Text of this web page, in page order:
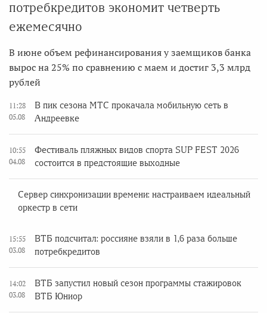
потребкредитов экономит четверть
ежемесячно
В июне объем рефинансирования у заемщиков банка
вырос на 25% по сравнению с маем и достиг 3,3 млрд
рублей
11:28
05.08
В пик сезона МТС прокачала мобильную сеть в
Андреевке
10:55
04.08
Фестиваль пляжных видов спорта SUP FEST 2026
состоится в предстоящие выходные
Сервер синхронизации времени: настраиваем идеальный
оркестр в сети
15:55
03.08
ВТБ подсчитал: россияне взяли в 1,6 раза больше
потребкредитов
14:02
03.08
ВТБ запустил новый сезон программы стажировок
ВТБ Юниор